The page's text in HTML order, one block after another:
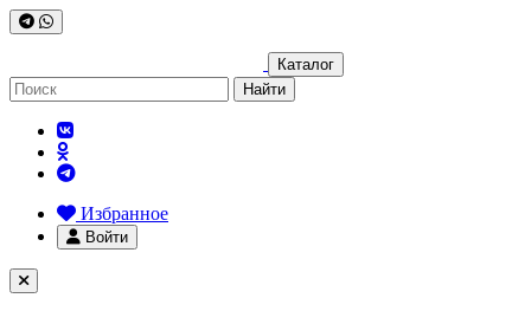
Каталог
Найти
Избранное
Войти